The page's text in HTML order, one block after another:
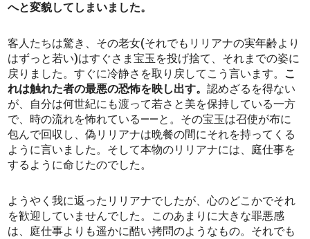
へと変貌してしまいました。
客人たちは驚き、その老女(それでもリリアナの実年齢より
はずっと若い)はすぐさま宝玉を投げ捨て、それまでの姿に
戻りました。すぐに冷静さを取り戻してこう言います。 こ
れは触れた者の最悪の恐怖を映し出す。認めざるを得ない
が、自分は何世紀にも渡って若さと美を保持している一方
で、時の流れを怖れている――と。その宝玉は召使が布に
包んで回収し、偽リリアナは晩餐の間にそれを持ってくる
ように言いました。そして本物のリリアナには、庭仕事を
するように命じたのでした。
ようやく我に返ったリリアナでしたが、心のどこかでそれ
を歓迎していませんでした。このあまりに大きな罪悪感
は、庭仕事よりも遥かに酷い拷問のようなもの。それでも